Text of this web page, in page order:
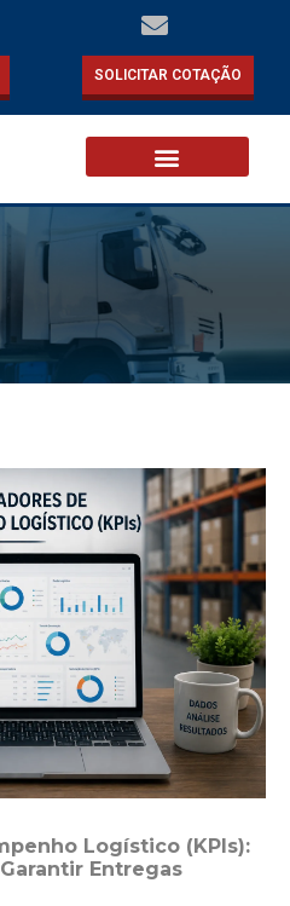
SOLICITAR COTAÇÃO
Logístico (KPIs):
Entregas